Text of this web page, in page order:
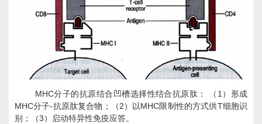
MHC分子的抗原结合凹槽选择性结合抗原肽： （ 1 ）形成
MHC分子-抗原肽复合物；（ 2 ）以MHC限制性的方式供T细胞识
别；（3 ）启动特异性免疫应答。